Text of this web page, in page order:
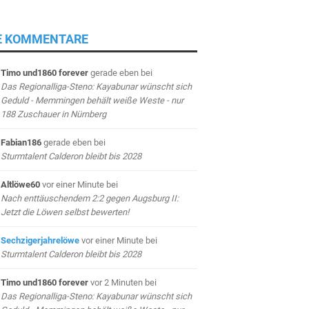
KOMMENTARE
Timo und1860 forever gerade ebenbei
Das Regionalliga-Steno: Kayabunar wünscht sich
Geduld - Memmingen behält weiße Weste - nur
188 Zuschauer in Nürnberg
Fabian186 gerade ebenbei
Sturmtalent Calderon bleibt bis 2028
Altlöwe60 vor einer Minutebei
Nach enttäuschendem 2:2 gegen Augsburg II:
Jetzt die Löwen selbst bewerten!
Sechzigerjahrelöwe vor einer Minutebei
Sturmtalent Calderon bleibt bis 2028
Timo und1860 forever vor 2 Minuten bei
Das Regionalliga-Steno: Kayabunar wünscht sich